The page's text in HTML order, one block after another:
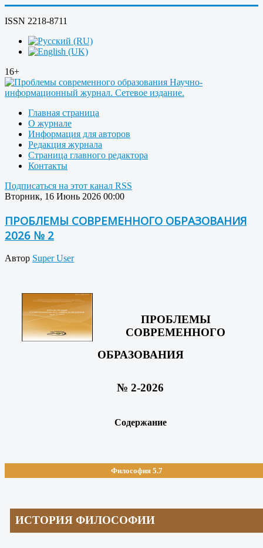
ISSN 2218-8711
16+
Главная страница
О журнале
Информация для авторов
Редакция журнала
Страница главного редактора
Контакты
Подписаться на этот канал RSS
Вторник, 16 Июнь 2026 00:00
ПРОБЛЕМЫ СОВРЕМЕННОГО ОБРАЗОВАНИЯ
2026 № 2
Автор Super User
ПРОБЛЕМЫ
СОВРЕМЕННОГО
ОБРАЗОВАНИЯ
№ 2-2026
Содержание
Философия 5.7
ИСТОРИЯ ФИЛОСОФИИ